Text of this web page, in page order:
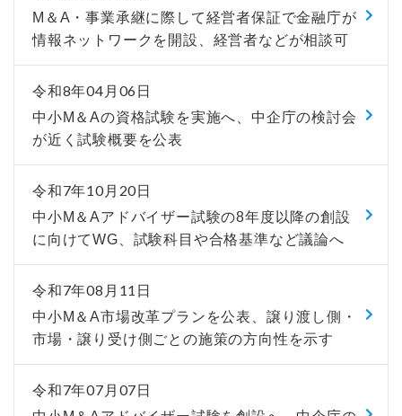
M＆A・事業承継に際して経営者保証で金融庁が
情報ネットワークを開設、経営者などが相談可
令和8年04月06日
中小M＆Aの資格試験を実施へ、中企庁の検討会
が近く試験概要を公表
令和7年10月20日
中小M＆Aアドバイザー試験の8年度以降の創設
に向けてWG、試験科目や合格基準など議論へ
令和7年08月11日
中小M＆A市場改革プランを公表、譲り渡し側・
市場・譲り受け側ごとの施策の方向性を示す
令和7年07月07日